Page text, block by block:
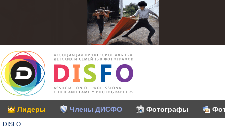
Лидеры Члены ДИСФО Фотографы
DISFO